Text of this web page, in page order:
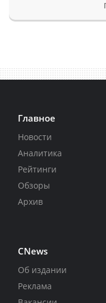
Главное
Новости
Аналитика
Рейтинги
Обзоры
Архив
CNews
Об издании
Реклама